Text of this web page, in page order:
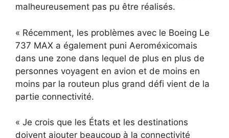
malheureusement pas pu être réalisés.
« Récemment, les problèmes avec le Boeing Le
737 MAX a également puni Aeroméxicomais
dans une zone dans lequel de plus en plus de
personnes voyagent en avion et de moins en
moins par la routeun plus grand défi vient de la
partie connectivité.
« Je crois que les États et les destinations
doivent ajouter beaucoup à la connectivité